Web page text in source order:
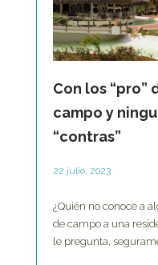
Con los “pro”
campo y
“contras”
22 julio, 2023
¿Quién no conoce a
de campo a una
le pregunta,